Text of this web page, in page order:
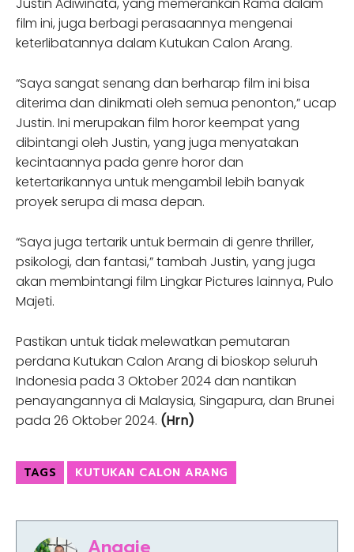
Justin Adiwinata, yang memerankan Rama dalam
film ini, juga berbagi perasaannya mengenai
keterlibatannya dalam Kutukan Calon Arang.
“Saya sangat senang dan berharap film ini bisa
diterima dan dinikmati oleh semua penonton,” ucap
Justin. Ini merupakan film horor keempat yang
dibintangi oleh Justin, yang juga menyatakan
kecintaannya pada genre horor dan
ketertarikannya untuk mengambil lebih banyak
proyek serupa di masa depan.
“Saya juga tertarik untuk bermain di genre thriller,
psikologi, dan fantasi,” tambah Justin, yang juga
akan membintangi film Lingkar Pictures lainnya, Pulo
Majeti.
Pastikan untuk tidak melewatkan pemutaran
perdana Kutukan Calon Arang di bioskop seluruh
Indonesia pada 3 Oktober 2024 dan nantikan
penayangannya di Malaysia, Singapura, dan Brunei
pada 26 Oktober 2024. (Hrn)
TAGS KUTUKAN CALON ARANG